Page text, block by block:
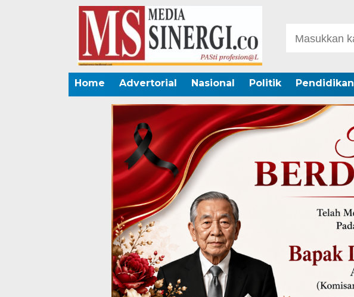
Home Advertorial Nasional Politik Pendidikan